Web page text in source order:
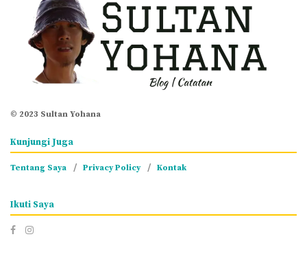
© 2023 Sultan Yohana
Kunjungi Juga
Tentang Saya Privacy Policy Kontak
Ikuti Saya